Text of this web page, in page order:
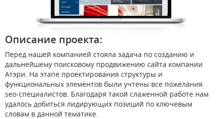
Описание проекта:
Перед нашей компанией стояла задача по созданию и
дальнейшему поисковому продвижению сайта компании
Атэри. На этапе проектирования структуры и
функциональных элементов были учтены все пожелания
seo-специалистов. Благодаря такой слаженной работе нам
удалось добиться лидирующих позиций по ключевым
словам в данной тематике.